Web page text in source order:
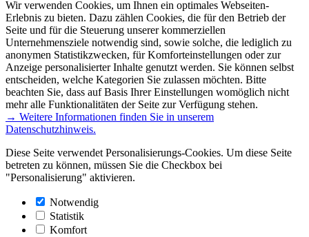
Wir verwenden Cookies, um Ihnen ein optimales Webseiten-
Erlebnis zu bieten. Dazu zählen Cookies, die für den Betrieb der
Seite und für die Steuerung unserer kommerziellen
Unternehmensziele notwendig sind, sowie solche, die lediglich zu
anonymen Statistikzwecken, für Komforteinstellungen oder zur
Anzeige personalisierter Inhalte genutzt werden. Sie können selbst
entscheiden, welche Kategorien Sie zulassen möchten. Bitte
beachten Sie, dass auf Basis Ihrer Einstellungen womöglich nicht
mehr alle Funktionalitäten der Seite zur Verfügung stehen.
→ Weitere Informationen finden Sie in unserem
Datenschutzhinweis.
Diese Seite verwendet Personalisierungs-Cookies. Um diese Seite
betreten zu können, müssen Sie die Checkbox bei
"Personalisierung" aktivieren.
Notwendig
Statistik
Komfort